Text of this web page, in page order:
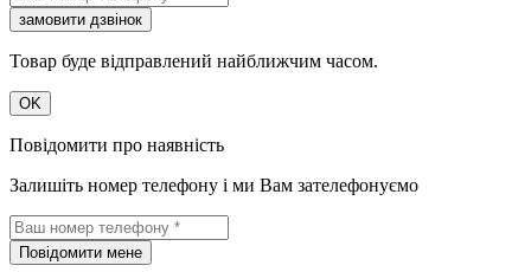
замовити дзвiнок
Товар буде відправлений найближчим часом.
OK
Повідомити про наявність
Залишіть номер телефону і ми Вам зателефонуємо
Повідомити мене